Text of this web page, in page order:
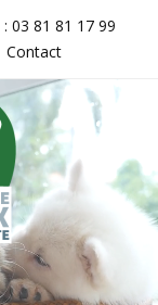
: 03 81 81 17 99
Contact